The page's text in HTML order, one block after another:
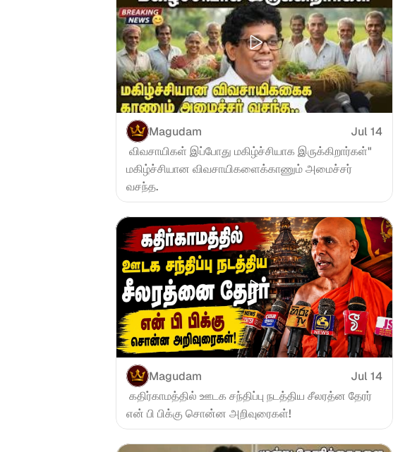
Magudam
Jul 14
மகிழ்ச்சியான விவசாயிகளைக்காணும் அமைச்சர்
வசந்த.
Magudam
Jul 14
என் பி பிக்கு சொன்ன அறிவுரைகள்!